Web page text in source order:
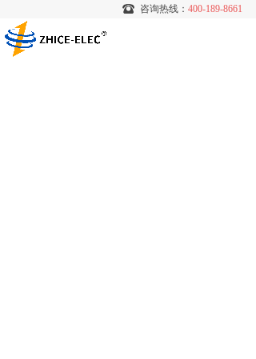
咨询热线： 400-189-8661
咨询热线： 400-189-8661